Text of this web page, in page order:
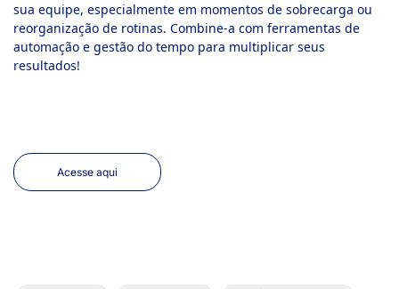
sua equipe, especialmente em momentos de sobrecarga ou
reorganização de rotinas. Combine-a com ferramentas de
automação e gestão do tempo para multiplicar seus
resultados!
Acesse aqui